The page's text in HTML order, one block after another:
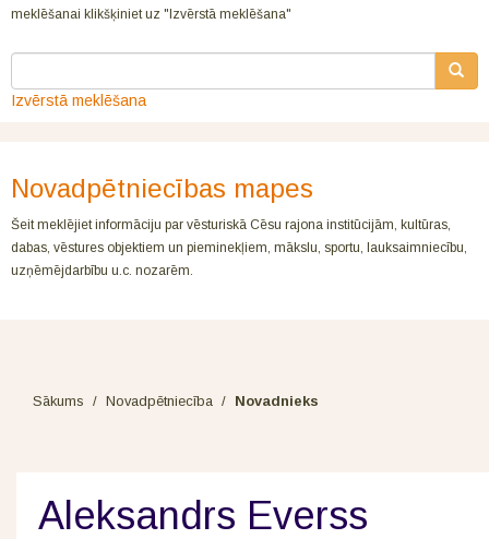
meklēšanai klikšķiniet uz "Izvērstā meklēšana"
Izvērstā meklēšana
Novadpētniecības mapes
Šeit meklējiet informāciju par vēsturiskā Cēsu rajona institūcijām, kultūras,
dabas, vēstures objektiem un pieminekļiem, mākslu, sportu, lauksaimniecību,
uzņēmējdarbību u.c. nozarēm.
Sākums / Novadpētniecība / Novadnieks
Aleksandrs Everss